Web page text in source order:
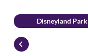
Disneyland Park